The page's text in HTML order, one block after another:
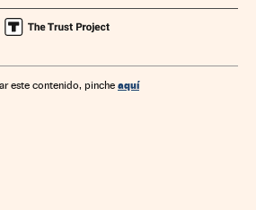
Transporte Telecomunicaciones
este contenido, pinche aquí